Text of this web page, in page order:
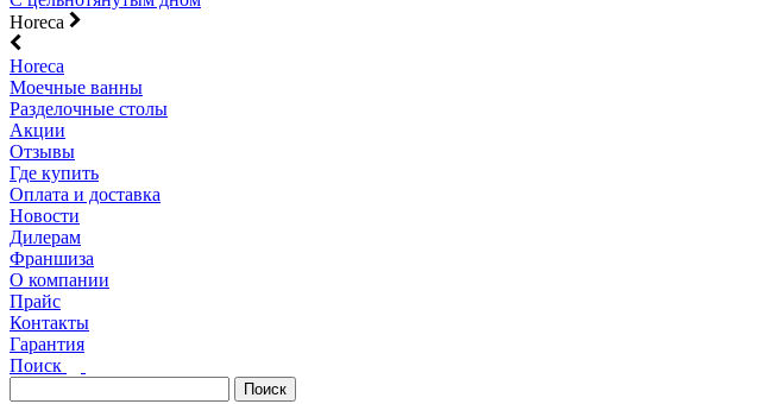
Horeca
Horeca
Моечные ванны
Разделочные столы
Акции
Отзывы
Где купить
Оплата и доставка
Новости
Дилерам
Франшиза
О компании
Прайс
Контакты
Гарантия
Поиск
Поиск